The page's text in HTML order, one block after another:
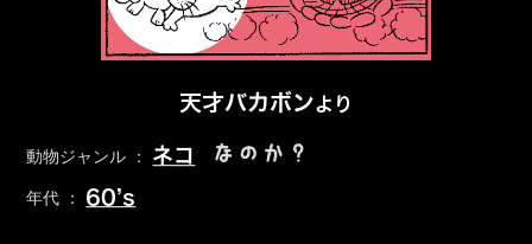
天才バカボンより
動物ジャンル ： ネコ なのか？
年代 ： 60’s